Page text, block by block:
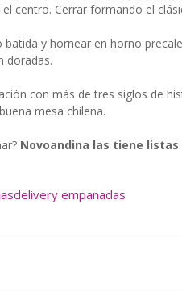
centro. Cerrar formando el
y hornear en horno
doradas.
con más de tres siglos de
mesa chilena.
Novoandina las tiene
delivery empanadas